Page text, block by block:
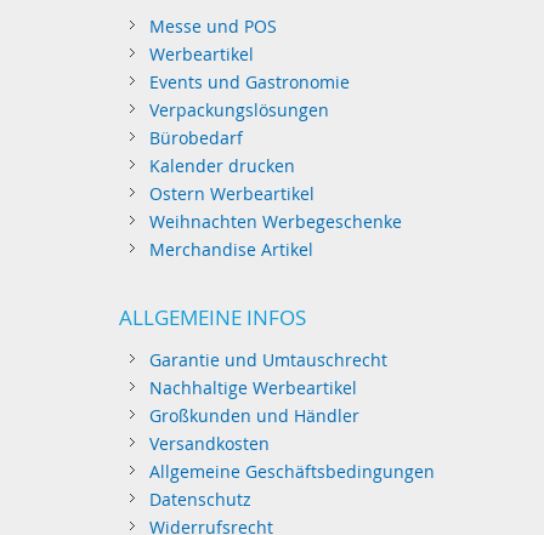
Messe und POS
Werbeartikel
Events und Gastronomie
Verpackungslösungen
Bürobedarf
Kalender drucken
Ostern Werbeartikel
Weihnachten Werbegeschenke
Merchandise Artikel
ALLGEMEINE INFOS
Garantie und Umtauschrecht
Nachhaltige Werbeartikel
Großkunden und Händler
Versandkosten
Allgemeine Geschäftsbedingungen
Datenschutz
Widerrufsrecht